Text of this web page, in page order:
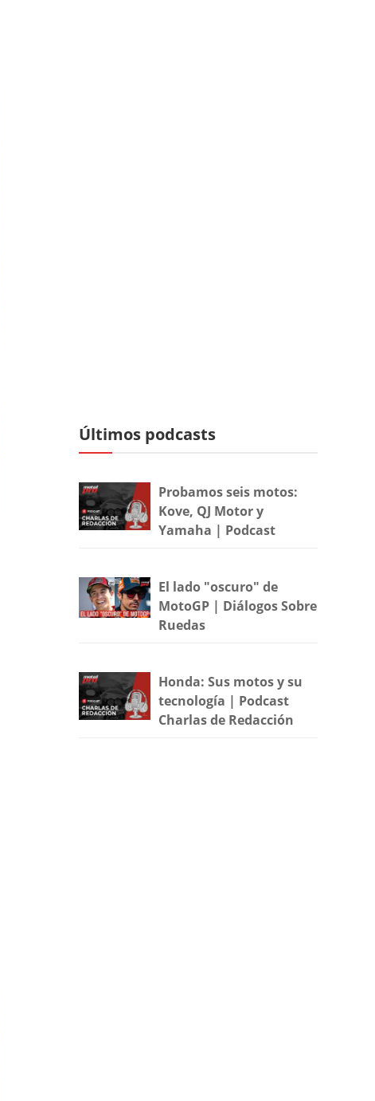
Últimos podcasts
Probamos seis motos:
Kove, QJ Motor y
Yamaha | Podcast
El lado "oscuro" de
MotoGP | Diálogos Sobre
Ruedas
Honda: Sus motos y su
tecnología | Podcast
Charlas de Redacción